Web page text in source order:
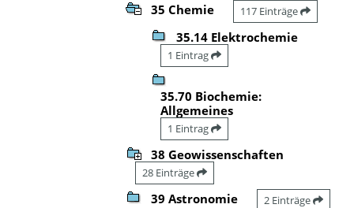
35 Chemie 117 Einträge
35.14 Elektrochemie
1 Eintrag
35.70 Biochemie:
Allgemeines
1 Eintrag
38 Geowissenschaften
28 Einträge
39 Astronomie 2 Einträge